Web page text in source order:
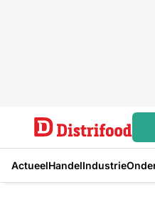
ActueelHandelIndustrie